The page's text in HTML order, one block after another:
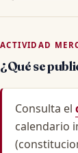
ACTIVIDAD
¿Qué se
Consulta el
calendario